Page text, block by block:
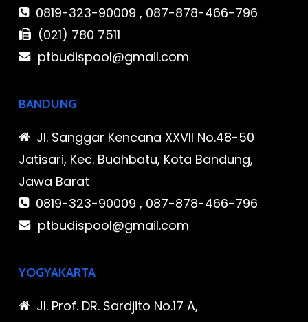
0819-323-90009 , 087-878-466-796
(021) 780 7511
ptbudispool@gmail.com
BANDUNG
Jl. Sanggar Kencana XXVII No.48-50
Jatisari, Kec. Buahbatu, Kota Bandung,
Jawa Barat
0819-323-90009 , 087-878-466-796
ptbudispool@gmail.com
YOGYAKARTA
Jl. Prof. DR. Sardjito No.17 A,